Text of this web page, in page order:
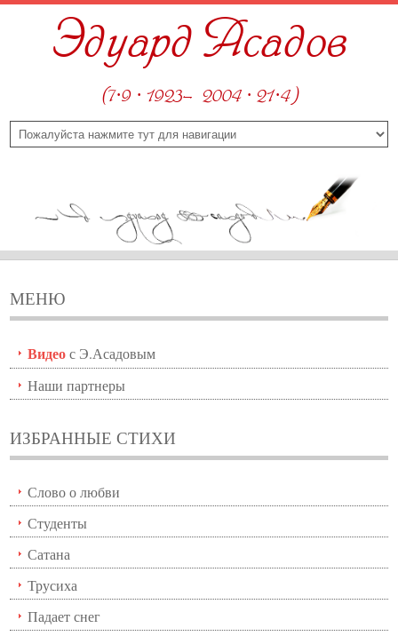
Эдуард Асадов
(7·9 · 1923—2004 · 21·4)
МЕНЮ
Видеос Э.Асадовым
Наши партнеры
ИЗБРАННЫЕ СТИХИ
Слово о любви
Студенты
Сатана
Трусиха
Падает снег